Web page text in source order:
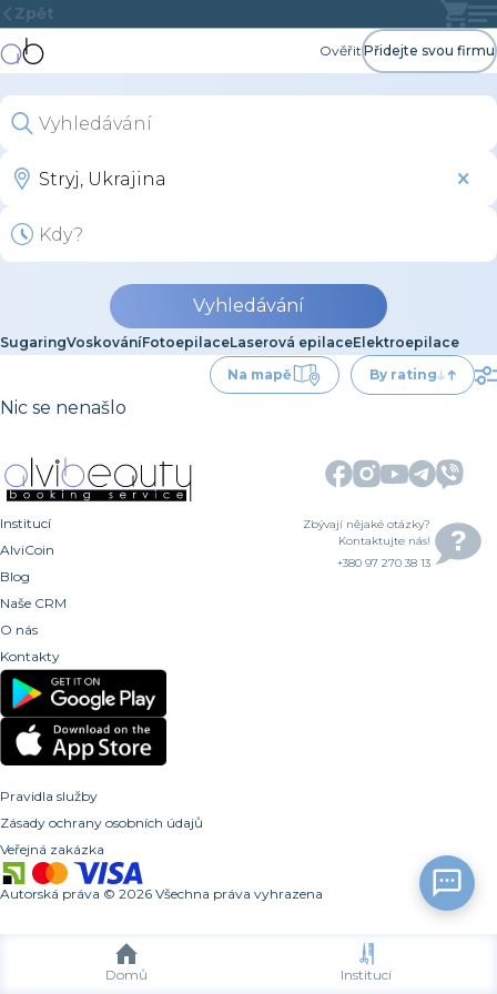
Domů Institucí
Zpět
Ověřit Přidejte svou firmu
Vyhledávání
SugaringVoskováníFotoepilaceLaserová epilaceElektroepilace
Na mapě
By rating
Nic se nenašlo
Institucí
AlviCoin
Blog
Naše CRM
O nás
Kontakty
Zbývají nějaké otázky?
Kontaktujte nás!
+380 97 270 38 13
Pravidla služby
Zásady ochrany osobních údajů
Veřejná zakázka
Autorská práva © 2026 Všechna práva vyhrazena